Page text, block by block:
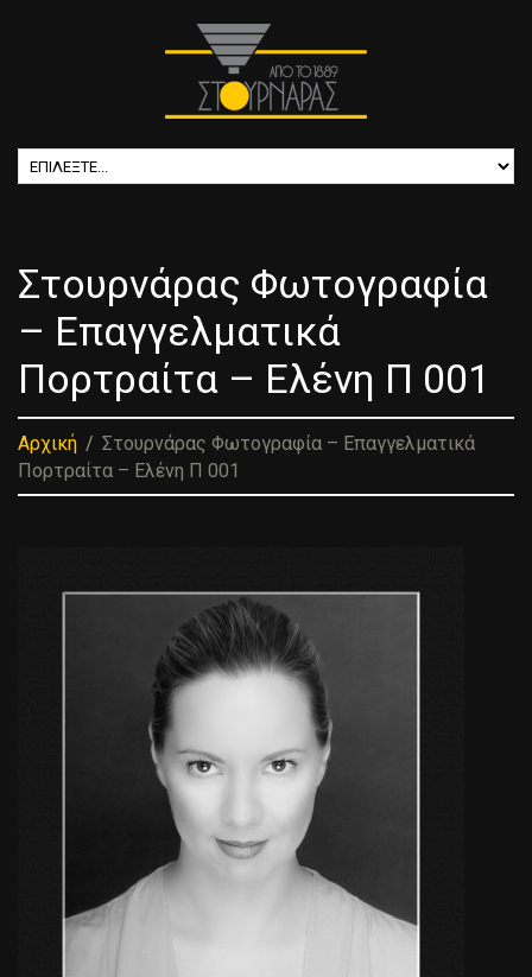
Στουρνάρας Φωτογραφία
– Επαγγελματικά
Πορτραίτα – Ελένη Π 001
Αρχική
Στουρνάρας Φωτογραφία – Επαγγελματικά
Πορτραίτα – Ελένη Π 001